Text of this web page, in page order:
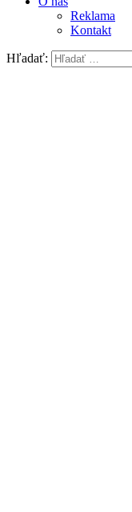
Reklama
Kontakt
Hľadať: